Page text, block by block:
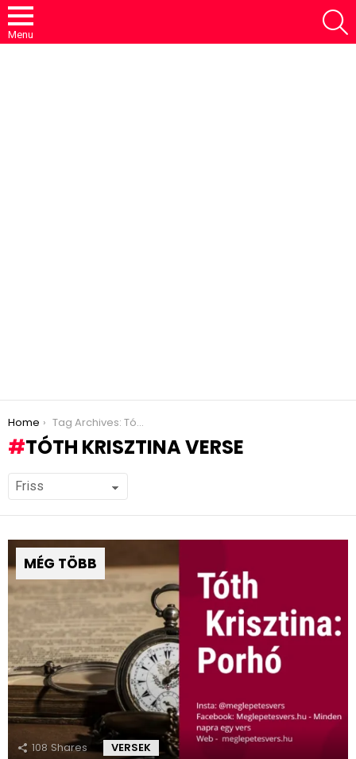
Menu
You are here:
Home Tag Archives: Tóth Krisztina verse
TÓTH KRISZTINA VERSE
MÉG TÖBB
108 Shares VERSEK